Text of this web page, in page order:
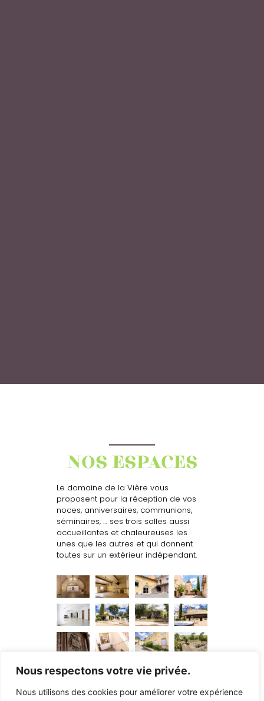
Nous respectons votre vie privée.
Nous utilisons des cookies pour améliorer votre expérience
NOS ESPACES
Le domaine de la Vière vous
proposent pour la réception de vos
noces, anniversaires, communions,
séminaires, … ses trois salles aussi
accueillantes et chaleureuses les
unes que les autres et qui donnent
toutes sur un extérieur indépendant.
NOS SERVICES
Pour vos évènements, nous vous